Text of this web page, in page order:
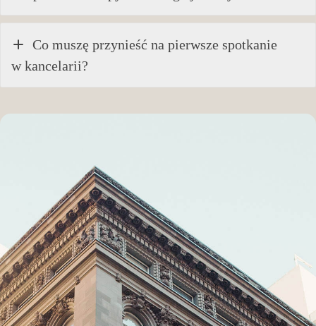
Co muszę przynieść na pierwsze spotkanie
w kancelarii?